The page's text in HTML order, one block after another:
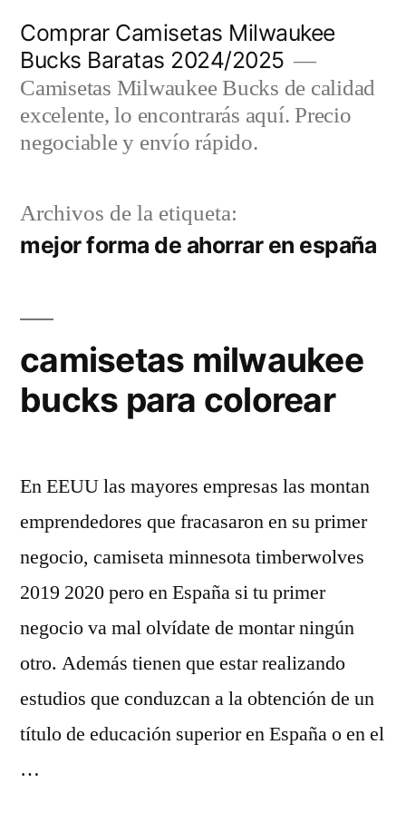
contenido
Comprar Camisetas Milwaukee
Bucks Baratas 2024/2025
Camisetas Milwaukee Bucks de calidad
excelente, lo encontrarás aquí. Precio
negociable y envío rápido.
Archivos de la etiqueta:
mejor forma de ahorrar en españa
camisetas milwaukee
bucks para colorear
En EEUU las mayores empresas las montan
emprendedores que fracasaron en su primer
negocio, camiseta minnesota timberwolves
2019 2020 pero en España si tu primer
negocio va mal olvídate de montar ningún
otro. Además tienen que estar realizando
estudios que conduzcan a la obtención de un
título de educación superior en España o en el
…